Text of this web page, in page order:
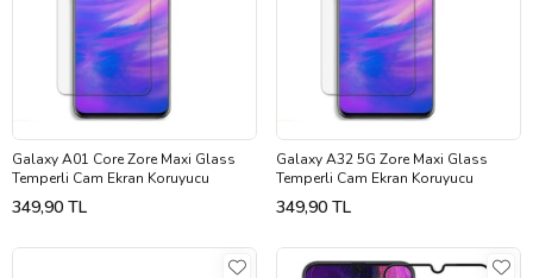
Galaxy A01 Core Zore Maxi Glass
Temperli Cam Ekran Koruyucu
349,90 TL
Galaxy A32 5G Zore Maxi Glass
Temperli Cam Ekran Koruyucu
349,90 TL